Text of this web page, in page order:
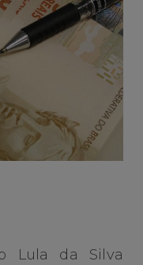
Lula da Silva